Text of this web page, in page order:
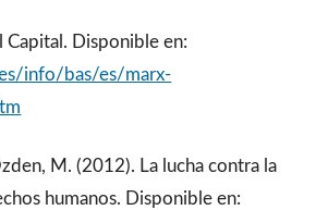
Capital. Disponible en:
info/bas/es/marx-
M. (2012). La lucha contra la
humanos. Disponible en: